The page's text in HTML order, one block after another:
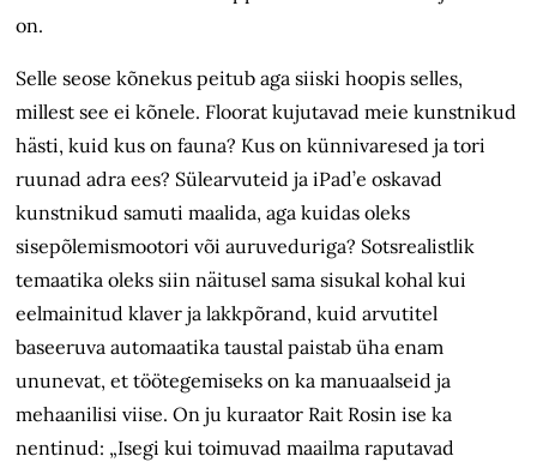
on.
Selle seose kõnekus peitub aga siiski hoopis selles,
millest see ei kõnele. Floorat kujutavad meie kunstnikud
hästi, kuid kus on fauna? Kus on künnivaresed ja tori
ruunad adra ees? Sülearvuteid ja iPad’e oskavad
kunstnikud samuti maalida, aga kuidas oleks
sisepõlemismootori või auruveduriga? Sotsrealistlik
temaatika oleks siin näitusel sama sisukal kohal kui
eelmainitud klaver ja lakkpõrand, kuid arvutitel
baseeruva automaatika taustal paistab üha enam
ununevat, et töötegemiseks on ka manuaalseid ja
mehaanilisi viise. On ju kuraator Rait Rosin ise ka
nentinud: „Isegi kui toimuvad maailma raputavad